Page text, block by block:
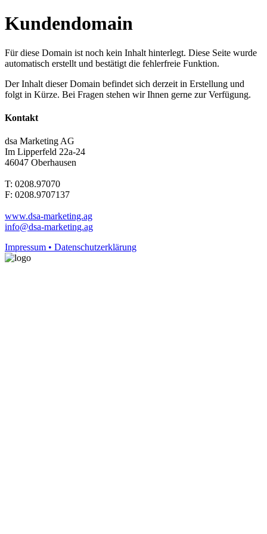
Kundendomain
Für diese Domain ist noch kein Inhalt hinterlegt. Diese Seite wurde
automatisch erstellt und bestätigt die fehlerfreie Funktion.
Der Inhalt dieser Domain befindet sich derzeit in Erstellung und
folgt in Kürze. Bei Fragen stehen wir Ihnen gerne zur Verfügung.
Kontakt
dsa Marketing AG
Im Lipperfeld 22a-24
46047 Oberhausen
T: 0208.97070
F: 0208.9707137
www.dsa-marketing.ag
info@dsa-marketing.ag
Impressum • Datenschutzerklärung